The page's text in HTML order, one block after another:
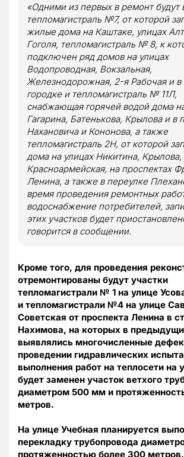
«Одними из первых в ремонт будут
тепломагистраль №7, от которой
жилые дома на Каштаке, улицах
Гоголя, тепломагистраль № 8, к
подключен ряд домов на улицах
Водопроводная, Вокзальная,
Железнодорожная, 2-я Рабочая и
городке и тепломагистраль № 11Л,
снабжающая горячей водой дома
Гагарина, Батенькова, Крылова и в
Нахановича и Кононова, а также
тепломагистраль 2Н, от которой
дома на улицах Никитина, Крылова,
Красноармейская, на проспектах
Ленина, а также в переулке
время проведения ремонтных
водоснабжение потребителей,
этих участков будет
говорится в сообщении.
Кроме того, для проведения
отремонтированы будут участки
тепломагистрали № 1 на улице
и тепломагистрали №4 на улице
Советская от проспекта Ленина в
Нахимова, на которых в
выявлялись многочисленные
проведении гидравлических
выполнения работ на теплосети на
будет заменен участок ветхого
диаметром 500 мм и
метров.
На улице Учебная планируется
перекладку трубопровода
протяженностью более 300